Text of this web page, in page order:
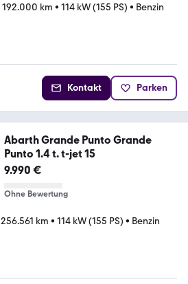
192.000 km • 114 kW (155 PS) • Benzin
Kontakt Parken
Abarth Grande Punto Grande
Punto 1.4 t. t-jet 15
9.990 €
Ohne Bewertung
256.561 km • 114 kW (155 PS) • Benzin